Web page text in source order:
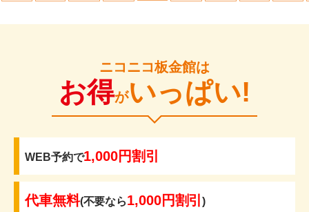
ニコニコ板金館は
お得がいっぱい!
WEB予約で1,000円割引
代車無料(不要なら1,000円割引)